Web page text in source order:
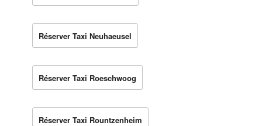
Réserver Taxi Neuhaeusel
Réserver Taxi Roeschwoog
Réserver Taxi Rountzenheim